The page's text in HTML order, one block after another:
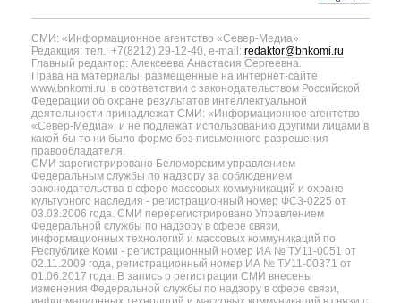
СМИ: «Информационное агентство «Север-Медиа»
Редакция: тел.: +7(8212) 29-12-40, e-mail: redaktor@bnkomi.ru
Главный редактор: Алексеева Анастасия Сергеевна.
Права на материалы, размещённые на интернет-сайте
www.bnkomi.ru, в соответствии с законодательством Российской
Федерации об охране результатов интеллектуальной
деятельности принадлежат СМИ: «Информационное агентство
«Север-Медиа», и не подлежат использованию другими лицами в
какой бы то ни было форме без письменного разрешения
правообладателя.
СМИ зарегистрировано Беломорским управлением
Федеральным службы по надзору за соблюдением
законодательства в сфере массовых коммуникаций и охране
культурного наследия - регистрационный номер ФС3-0225 от
03.03.2006 года. СМИ перерегистрировано Управлением
Федеральной службы по надзору в сфере связи,
информационных технологий и массовых коммуникаций по
Республике Коми - регистрационный номер ИА № ТУ11-0051 от
02.11.2009 года, регистрационный номер ИА № ТУ11-00371 от
01.06.2017 года. В запись о регистрации СМИ внесены
изменения Федеральной службы по надзору в сфере связи,